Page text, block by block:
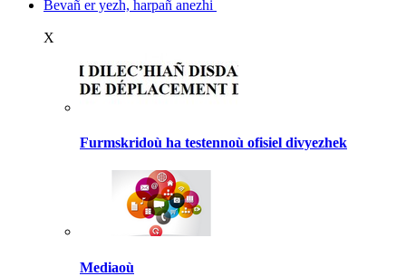
Bevañ er yezh, harpañ anezhi
X
Furmskridoù ha testennoù ofisiel divyezhek
Mediaoù